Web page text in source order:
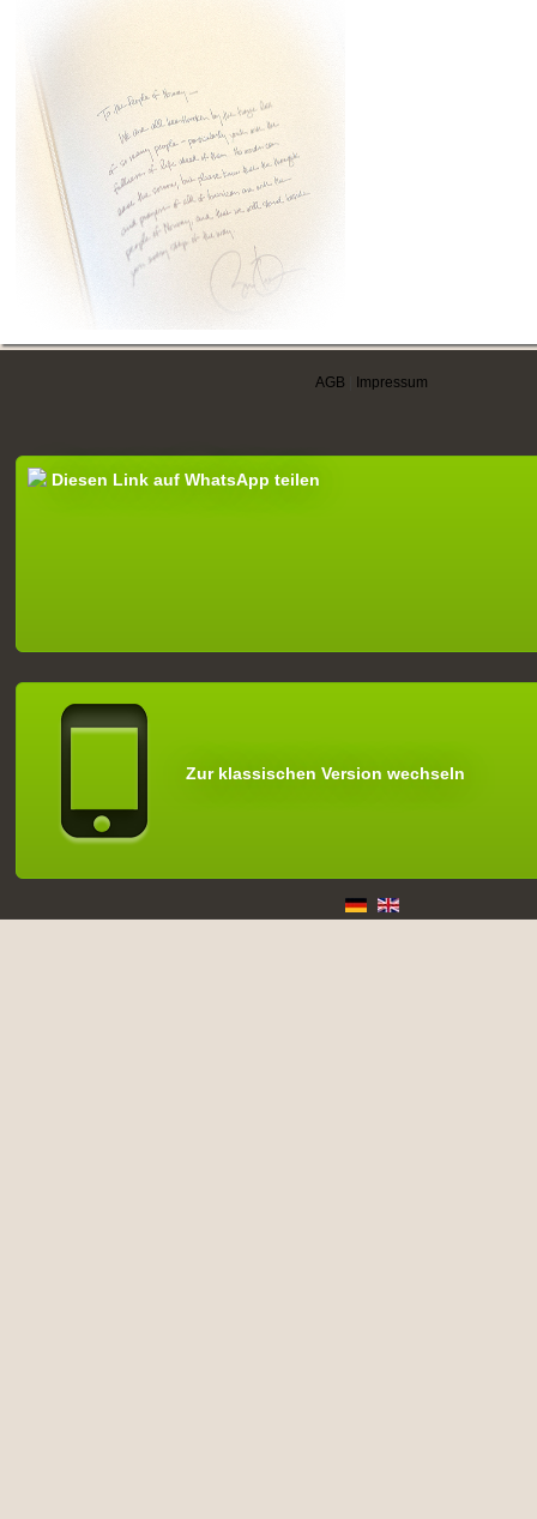
AGB Impressum
Diesen Link auf WhatsApp teilen
Zur klassischen Version wechseln